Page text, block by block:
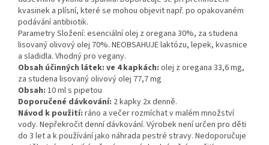
kvasinek a plísní, které se mohou objevit např. po opakovaném
podávání antibiotik.
Parametry Složení: esenciální olej z oregana 30%, za studena
lisovaný olivový olej 70%. NEOBSAHUJE laktózu, lepek, kvasnice
a sladidla. Vhodný pro vegany.
Obsah účinných látek: ve 4 kapkách: olej z oregana 33,6 mg,
za studena lisovaný olivový olej 77,7 mg
Obsah: 10 ml s pipetou
Doporučené dávkování: 2 kapky 2x denně.
Návod k použití: ráno a večer rozmíchat v malém množství
vody. Nepřekročit denní dávkování. Výrobek není určen pro děti
do 3 let a k používání jako náhrada pestré stravy. Nedoporučuje